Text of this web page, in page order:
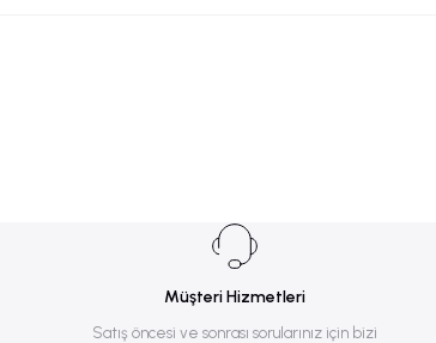
Müşteri Hizmetleri
Satış öncesi ve sonrası sorularınız için bizi